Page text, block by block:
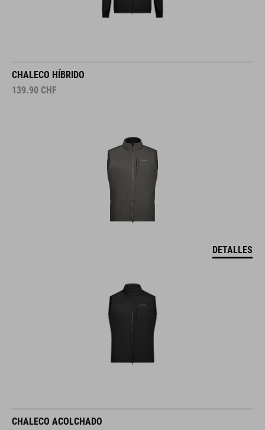
CHALECO HÍBRIDO
139.90 CHF
DETALLES
CHALECO ACOLCHADO